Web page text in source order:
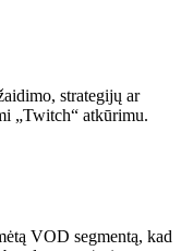
strategijų ar
„Twitch“ atkūrimu.
VOD segmentą, kad